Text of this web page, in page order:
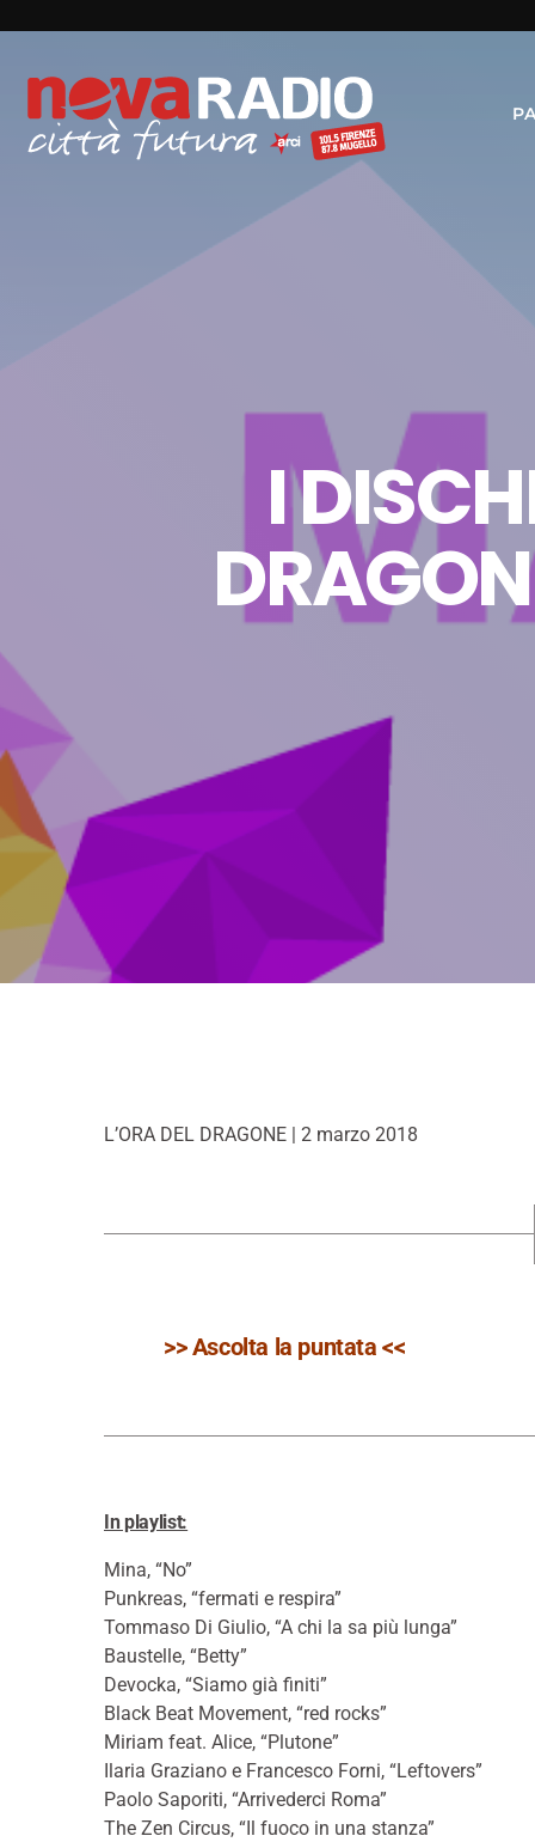
I
L’ORA DEL DRAGONE | 2 marzo 2018
>> Ascolta la puntata <<
In playlist:
Mina, “No”
Punkreas, “fermati e respira”
Tommaso Di Giulio, “A chi la sa più lunga”
Baustelle, “Betty”
Devocka, “Siamo già finiti”
Black Beat Movement, “red rocks”
Miriam feat. Alice, “Plutone”
Ilaria Graziano e Francesco Forni, “Leftovers”
Paolo Saporiti, “Arrivederci Roma”
The Zen Circus, “Il fuoco in una stanza”